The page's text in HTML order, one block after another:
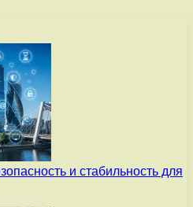
и стабильность для